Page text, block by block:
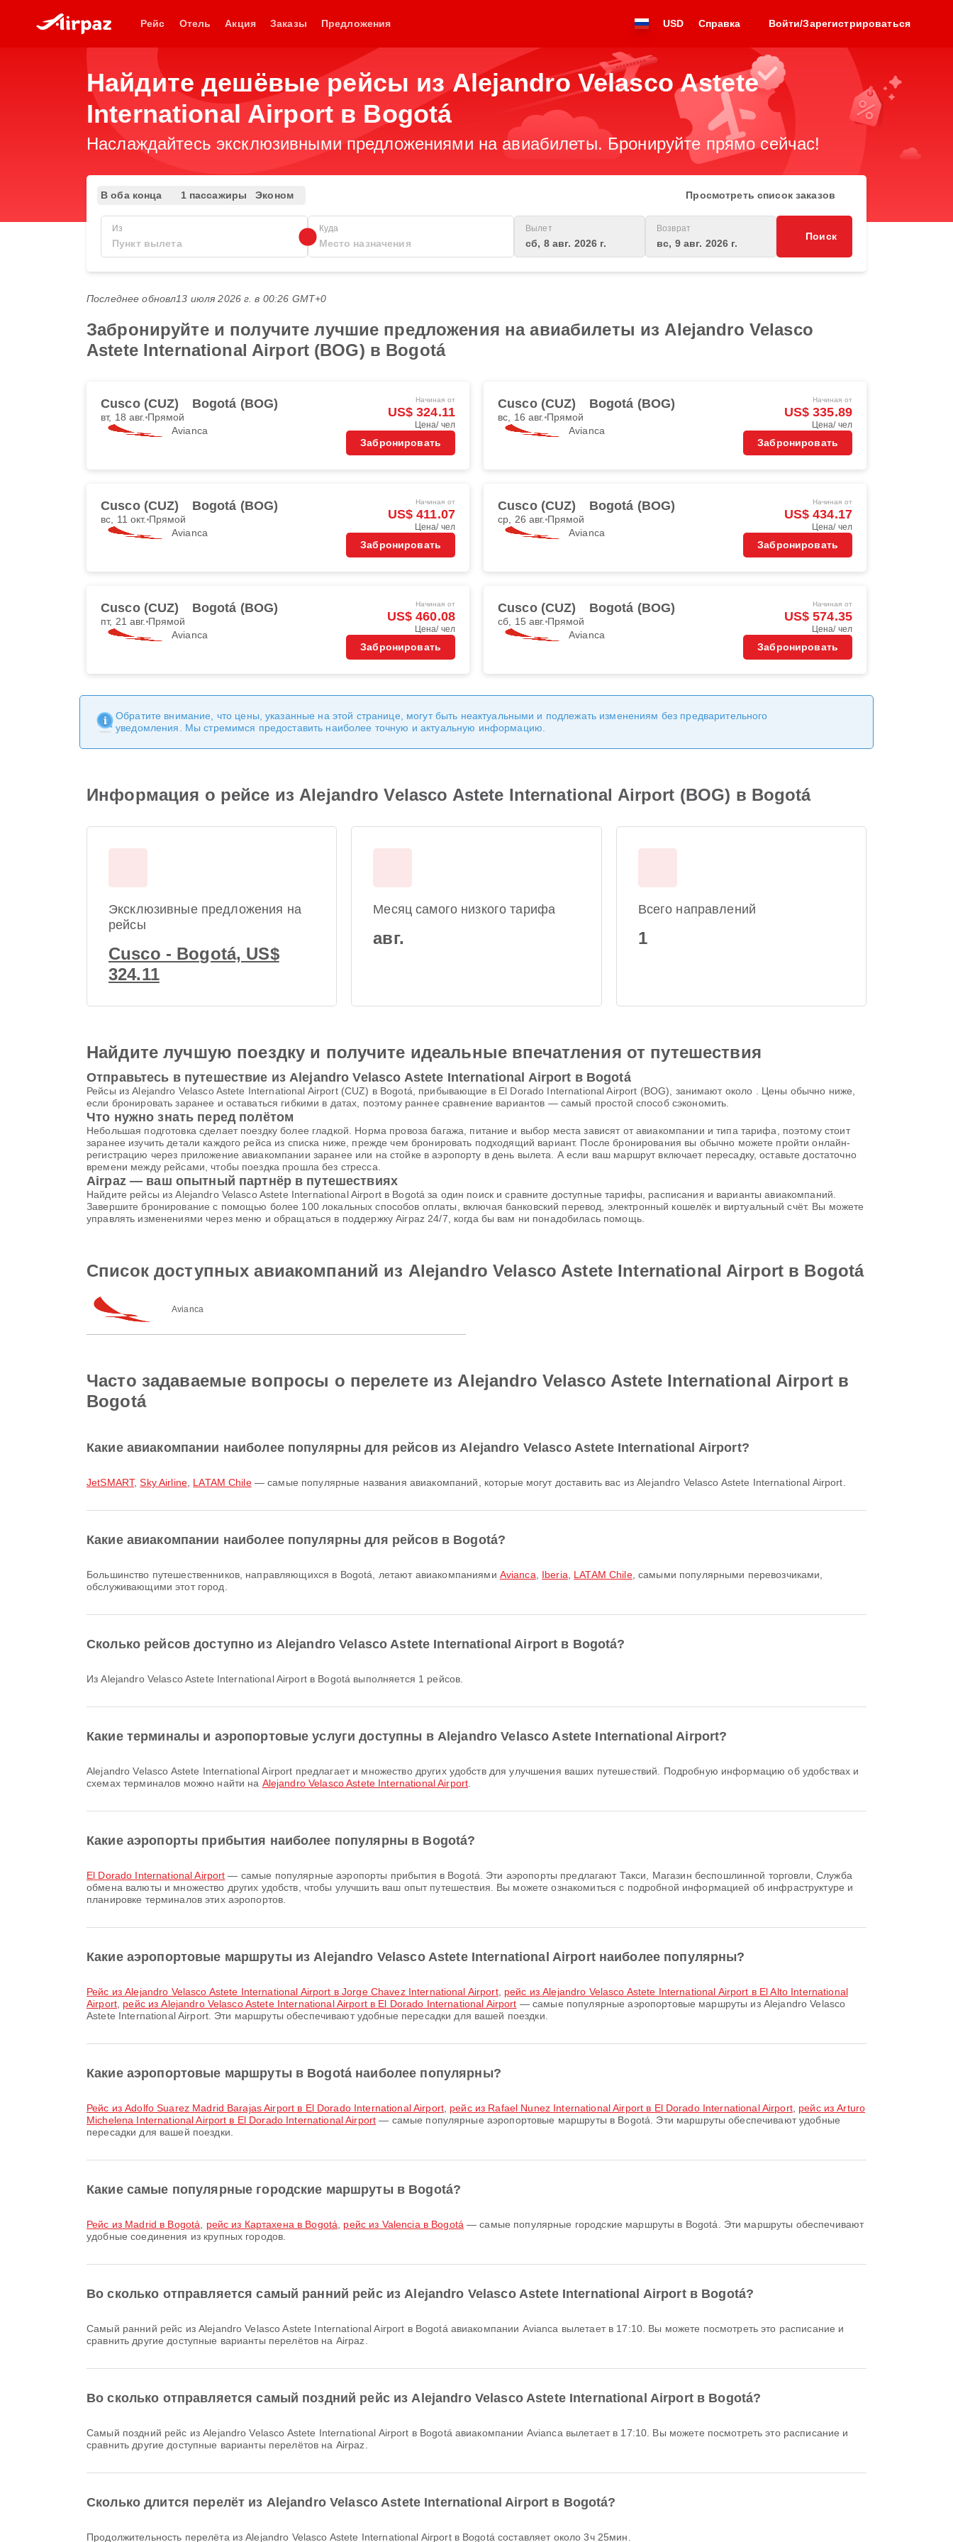
Рейс Отель Акция Заказы Предложения USD Справка Войти/Зарегистрироваться
Найдите дешёвые рейсы из Alejandro Velasco Astete
International Airport в Bogotá
Наслаждайтесь эксклюзивными предложениями на авиабилеты. Бронируйте прямо сейчас!
В оба конца 1 пассажиры Эконом Просмотреть список заказов
Из Куда Вылет
сб, 8 авг. 2026 г.
Возврат
вс, 9 авг. 2026 г.
Поиск
Последнее обновл13 июля 2026 г. в 00:26 GMT+0
Забронируйте и получите лучшие предложения на авиабилеты из Alejandro Velasco
Astete International Airport (BOG) в Bogotá
Cusco (CUZ) Bogotá (BOG)
вт, 18 авг. Прямой
Avianca
Начиная от
US$ 324.11
Цена/ чел
Забронировать
Cusco (CUZ) Bogotá (BOG)
вс, 16 авг. Прямой
Avianca
Начиная от
US$ 335.89
Цена/ чел
Забронировать
Cusco (CUZ) Bogotá (BOG)
вс, 11 окт. Прямой
Avianca
Начиная от
US$ 411.07
Цена/ чел
Забронировать
Cusco (CUZ) Bogotá (BOG)
ср, 26 авг. Прямой
Avianca
Начиная от
US$ 434.17
Цена/ чел
Забронировать
Cusco (CUZ) Bogotá (BOG)
пт, 21 авг. Прямой
Avianca
Начиная от
US$ 460.08
Цена/ чел
Забронировать
Cusco (CUZ) Bogotá (BOG)
сб, 15 авг. Прямой
Avianca
Начиная от
US$ 574.35
Цена/ чел
Забронировать
Обратите внимание, что цены, указанные на этой странице, могут быть неактуальными и подлежать изменениям без предварительного
уведомления. Мы стремимся предоставить наиболее точную и актуальную информацию.
Информация о рейсе из Alejandro Velasco Astete International Airport (BOG) в Bogotá
Эксклюзивные предложения на
рейсы
Cusco - Bogotá, US$
324.11
Месяц самого низкого тарифа
авг.
Всего направлений
1
Найдите лучшую поездку и получите идеальные впечатления от путешествия
Отправьтесь в путешествие из Alejandro Velasco Astete International Airport в Bogotá
Рейсы из Alejandro Velasco Astete International Airport (CUZ) в Bogotá, прибывающие в El Dorado International Airport (BOG), занимают около . Цены обычно ниже,
если бронировать заранее и оставаться гибкими в датах, поэтому раннее сравнение вариантов — самый простой способ сэкономить.
Что нужно знать перед полётом
Небольшая подготовка сделает поездку более гладкой. Норма провоза багажа, питание и выбор места зависят от авиакомпании и типа тарифа, поэтому стоит
заранее изучить детали каждого рейса из списка ниже, прежде чем бронировать подходящий вариант. После бронирования вы обычно можете пройти онлайн-
регистрацию через приложение авиакомпании заранее или на стойке в аэропорту в день вылета. А если ваш маршрут включает пересадку, оставьте достаточно
времени между рейсами, чтобы поездка прошла без стресса.
Airpaz — ваш опытный партнёр в путешествиях
Найдите рейсы из Alejandro Velasco Astete International Airport в Bogotá за один поиск и сравните доступные тарифы, расписания и варианты авиакомпаний.
Завершите бронирование с помощью более 100 локальных способов оплаты, включая банковский перевод, электронный кошелёк и виртуальный счёт. Вы можете
управлять изменениями через меню и обращаться в поддержку Airpaz 24/7, когда бы вам ни понадобилась помощь.
Список доступных авиакомпаний из Alejandro Velasco Astete International Airport в Bogotá
Avianca
Часто задаваемые вопросы о перелете из Alejandro Velasco Astete International Airport в
Bogotá
Какие авиакомпании наиболее популярны для рейсов из Alejandro Velasco Astete International Airport?
JetSMART,Sky Airline, LATAM Chile— самые популярные названия авиакомпаний, которые могут доставить вас из Alejandro Velasco Astete International Airport.
Какие авиакомпании наиболее популярны для рейсов в Bogotá?
Большинство путешественников, направляющихся в Bogotá, летают авиакомпаниями Avianca Iberia LATAM Chile, самыми популярными перевозчиками,
обслуживающими этот город.
Сколько рейсов доступно из Alejandro Velasco Astete International Airport в Bogotá?
Из Alejandro Velasco Astete International Airport в Bogotá выполняется 1 рейсов.
Какие терминалы и аэропортовые услуги доступны в Alejandro Velasco Astete International Airport?
Alejandro Velasco Astete International Airport предлагает и множество других удобств для улучшения ваших путешествий. Подробную информацию об удобствах и
схемах терминалов можно найти на Alejandro Velasco Astete International Airport
Какие аэропорты прибытия наиболее популярны в Bogotá?
El Dorado International Airport — самые популярные аэропорты прибытия в Bogotá. Эти аэропорты предлагают Такси, Магазин беспошлинной торговли, Служба
обмена валюты и множество других удобств, чтобы улучшить ваш опыт путешествия. Вы можете ознакомиться с подробной информацией об инфраструктуре и
планировке терминалов этих аэропортов.
Какие аэропортовые маршруты из Alejandro Velasco Astete International Airport наиболее популярны?
рейс из Alejandro Velasco Astete International Airport в Jorge Chavez International Airport, рейс из Alejandro Velasco Astete International Airport в El Alto International
Airport, рейс из Alejandro Velasco Astete International Airport в El Dorado International Airport — самые популярные аэропортовые маршруты из Alejandro Velasco
Astete International Airport. Эти маршруты обеспечивают удобные пересадки для вашей поездки.
Какие аэропортовые маршруты в Bogotá наиболее популярны?
рейс из Adolfo Suarez Madrid Barajas Airport в El Dorado International Airport, рейс из Rafael Nunez International Airport в El Dorado International Airport, рейс из Arturo
Michelena International Airport в El Dorado International Airport — самые популярные аэропортовые маршруты в Bogotá. Эти маршруты обеспечивают удобные
пересадки для вашей поездки.
Какие самые популярные городские маршруты в Bogotá?
рейс из Madrid в Bogotá рейс из Картахена в Bogotá рейс из Valencia в Bogotá — самые популярные городские маршруты в Bogotá. Эти маршруты обеспечивают
удобные соединения из крупных городов.
Во сколько отправляется самый ранний рейс из Alejandro Velasco Astete International Airport в Bogotá?
Самый ранний рейс из Alejandro Velasco Astete International Airport в Bogotá авиакомпании Avianca вылетает в 17:10. Вы можете посмотреть это расписание и
сравнить другие доступные варианты перелётов на Airpaz.
Во сколько отправляется самый поздний рейс из Alejandro Velasco Astete International Airport в Bogotá?
Самый поздний рейс из Alejandro Velasco Astete International Airport в Bogotá авиакомпании Avianca вылетает в 17:10. Вы можете посмотреть это расписание и
сравнить другие доступные варианты перелётов на Airpaz.
Сколько длится перелёт из Alejandro Velasco Astete International Airport в Bogotá?
Продолжительность перелёта из Alejandro Velasco Astete International Airport в Bogotá составляет около 3ч 25мин.